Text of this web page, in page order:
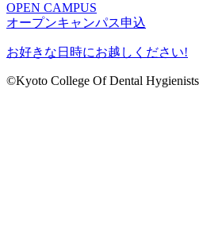
OPEN CAMPUS
オープンキャンパス申込
お好きな日時にお越しください!
©︎Kyoto College Of Dental